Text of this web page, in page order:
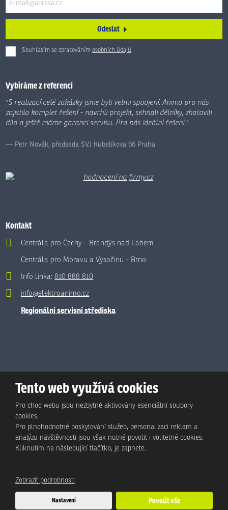
Odeslat
Souhlasím se zpracováním osobních údajů.
Formulář
nepodařilo
odeslat.
Vybíráme z referencí
"S realizací celé zakázky jsme byli velmi spoojení. Animo pro nás
zajistilo komplet řešení - navrhli projekt, sehnali dělníky, zhotovili
dílo a ještě máme garanci servisu. Pro nás ideální řešení."
Petr Novák, předseda SVJ Kubelíkova 66 Praha
Kontakt
Centrála pro Čechy - Brandýs nad Labem
Centrála pro Moravu a Vysočinu - Brno
Info linka:810 888 810
info@elektroanimo.cz
Regionální servisní střediska
© Animo Bohemia s.r.o., 2026, vytvořila eBRÁNA s.r.o.
Mapa stránek|Podmínky použití|Ochrana osobních údajů
Tento web je chráněn pomocí Google ReCAPTCHA a platí pro něj
zásady ochrany osobních údajů
smluvní podmínky společnosti Google.
Tento web využívá cookies
Pro chod webu jsou nezbytně aktivovány esenciální soubory
cookies.
Pro plnohodnotné poskytování služeb, personalizaci reklam a
analýzu návštěvnosti jsou však nutné povolit i volitelné cookies.
Kliknutím na následující tlačítko, je zapnete.
Zobrazit podrobnosti
Nastavení Povolit vše